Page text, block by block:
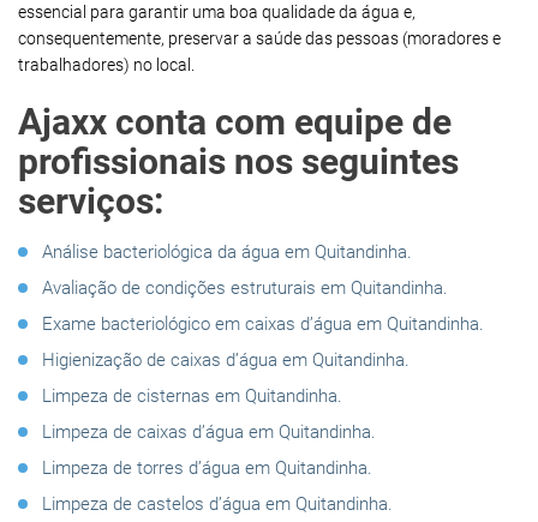
essencial para garantir uma boa qualidade da água e,
consequentemente, preservar a saúde das pessoas (moradores e
trabalhadores) no local.
Ajaxx conta com equipe de
profissionais nos seguintes
serviços:
Análise bacteriológica da água em Quitandinha.
Avaliação de condições estruturais em Quitandinha.
Exame bacteriológico em caixas d’água em Quitandinha.
Higienização de caixas d’água em Quitandinha.
Limpeza de cisternas em Quitandinha.
Limpeza de caixas d’água em Quitandinha.
Limpeza de torres d’água em Quitandinha.
Limpeza de castelos d’água em Quitandinha.